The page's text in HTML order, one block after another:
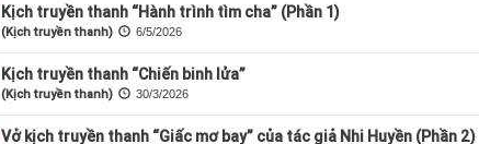
Kịch truyền thanh “Hành trình tìm cha” (Phần 1)
(Kịch truyền thanh) 6/5/2026
Kịch truyền thanh “Chiến binh lửa”
(Kịch truyền thanh) 30/3/2026
Vở kịch truyền thanh “Giấc mơ bay” của tác giả Nhi Huyền (Phần 2)